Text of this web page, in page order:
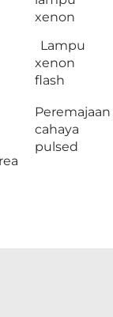
xenon
Lampu
xenon
flash
Peremajaan
cahaya
pulsed